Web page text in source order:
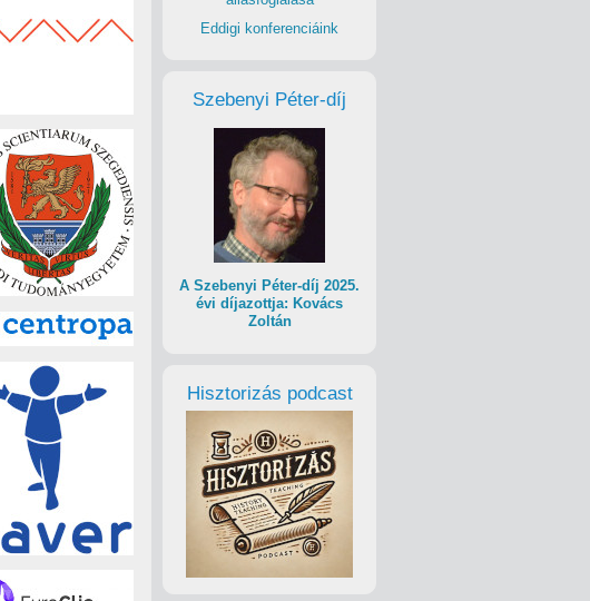
Eddigi konferenciáink
Szebenyi Péter-díj
A Szebenyi Péter-díj 2025.
évi díjazottja: Kovács
Zoltán
Hisztorizás podcast